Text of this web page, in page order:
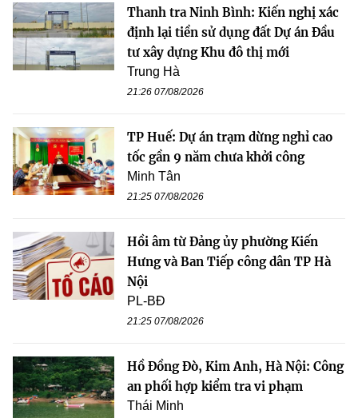
Thanh tra Ninh Bình: Kiến nghị xác
định lại tiền sử dụng đất Dự án Đầu
tư xây dựng Khu đô thị mới
Trung Hà
21:26 07/08/2026
TP Huế: Dự án trạm dừng nghỉ cao
tốc gần 9 năm chưa khởi công
Minh Tân
21:25 07/08/2026
Hồi âm từ Đảng ủy phường Kiến
Hưng và Ban Tiếp công dân TP Hà
Nội
PL-BĐ
21:25 07/08/2026
Hồ Đồng Đò, Kim Anh, Hà Nội: Công
an phối hợp kiểm tra vi phạm
Thái Minh